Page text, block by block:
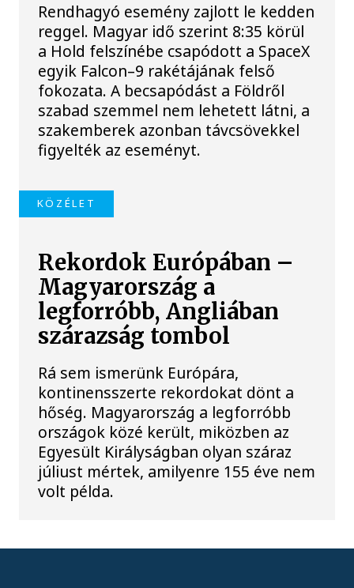
Rendhagyó esemény zajlott le kedden
reggel. Magyar idő szerint 8:35 körül
a Hold felszínébe csapódott a SpaceX
egyik Falcon–9 rakétájának felső
fokozata. A becsapódást a Földről
szabad szemmel nem lehetett látni, a
szakemberek azonban távcsövekkel
figyelték az eseményt.
KÖZÉLET
Rekordok Európában –
Magyarország a
legforróbb, Angliában
szárazság tombol
Rá sem ismerünk Európára,
kontinensszerte rekordokat dönt a
hőség. Magyarország a legforróbb
országok közé került, miközben az
Egyesült Királyságban olyan száraz
júliust mértek, amilyenre 155 éve nem
volt példa.